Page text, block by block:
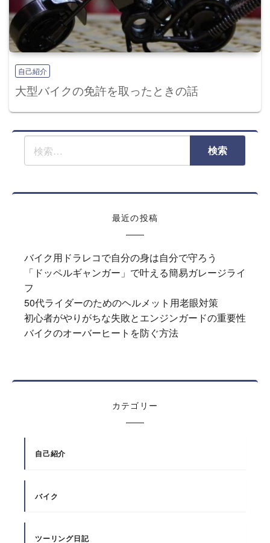
自己紹介
大型バイクの免許を取ったときの話
最近の投稿
バイク用ドラレコで自分の身は自分で守ろう
「ドッペルギャンガー」で叶える簡易ガレージライ
フ
50代ライダーのためのヘルメット用老眼対策
初心者がやりがちな失敗とエンジンガードの重要性
バイクのオーバーヒートを防ぐ方法
カテゴリー
自己紹介
バイク
ツーリング日記